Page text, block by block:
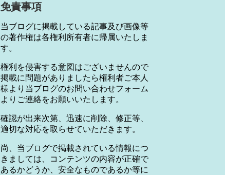
免責事項
当ブログに掲載している記事及び画像等
の著作権は各権利所有者に帰属いたしま
す。
権利を侵害する意図はございませんので
掲載に問題がありましたら権利者ご本人
様より当ブログのお問い合わせフォーム
よりご連絡をお願いいたします。
確認が出来次第、迅速に削除、修正等、
適切な対応を取らせていただきます。
尚、当ブログで掲載されている情報につ
きましては、コンテンツの内容が正確で
あるかどうか、安全なものであるか等に